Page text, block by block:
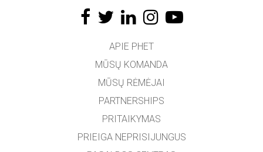
APIE PHET
MŪSŲ KOMANDA
MŪSŲ RĖMĖJAI
PARTNERSHIPS
PRITAIKYMAS
PRIEIGA NEPRISIJUNGUS